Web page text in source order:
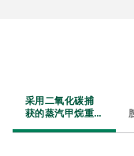
采用二氧化碳捕
获的蒸汽甲烷重